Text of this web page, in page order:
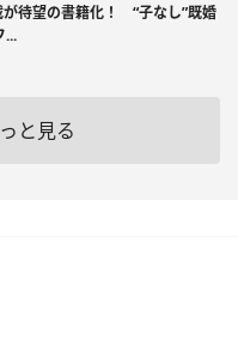
が待望の書籍化！ “子なし”既婚
...
と見る